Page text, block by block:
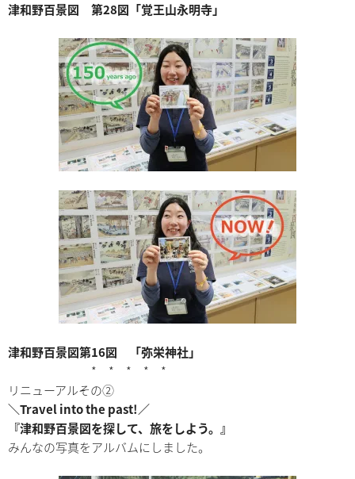
津和野百景図 第28図「覚王山永明寺」
津和野百景図第16図 「弥栄神社」
* * * * *
リニューアルその②
＼Travel into the past!／
『津和野百景図を探して、旅をしよう。』
みんなの写真をアルバムにしました。